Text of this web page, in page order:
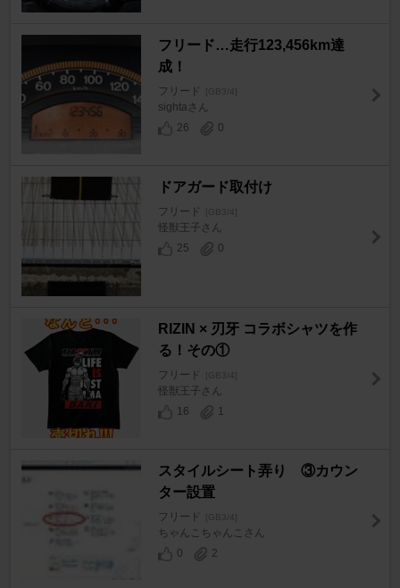
フリード…走行123,456km達
成！
フリード [GB3/4]
sightaさん
26
0
ドアガード取付け
フリード [GB3/4]
怪獣王子さん
25
0
RIZIN × 刃牙 コラボシャツを作
る！その①
フリード [GB3/4]
怪獣王子さん
16
1
スタイルシート弄り ③カウン
ター設置
フリード [GB3/4]
ちゃんこちゃんこさん
0
2